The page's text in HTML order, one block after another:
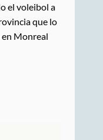
el voleibol a
que lo
Monreal